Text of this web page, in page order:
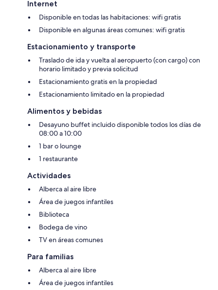
Internet
Disponible en todas las habitaciones: wifi gratis
Disponible en algunas áreas comunes: wifi gratis
Estacionamiento y transporte
Traslado de ida y vuelta al aeropuerto (con cargo) con
horario limitado y previa solicitud
Estacionamiento gratis en la propiedad
Estacionamiento limitado en la propiedad
Alimentos y bebidas
Desayuno buffet incluido disponible todos los días de
08:00 a 10:00
1 bar o lounge
1 restaurante
Actividades
Alberca al aire libre
Área de juegos infantiles
Biblioteca
Bodega de vino
TV en áreas comunes
Para familias
Alberca al aire libre
Área de juegos infantiles